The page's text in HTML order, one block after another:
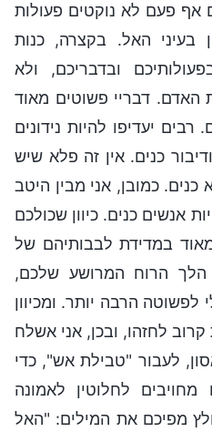
פעם לא נוקטים פעולות
בעיני האל. בקצרה, כנות
ובדבריכם, ולא
דבריי פשוטים מאוד
רבים יעדיפו להיות נידונים
כנים. אין זה פלא שיש
כמובן, אני מבין היטב
אנשים כנים. כיוון שכולכם
במדידת לבבותיהם של
הרוח המרושע שלכם,
הרבה יותר. ומכיוון
לחזהו, ובכן, אני אשלח
לעבור "טבילת אש", כדי
לחלוטין לאמונה
מפיכם את המילים: "האל